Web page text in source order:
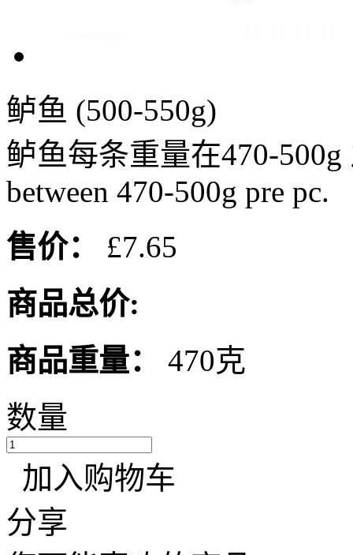
鲈鱼 (500-550g)
鲈鱼每条重量在470-
between 470-500g pre pc.
售价：
£7.65
商品总价:
商品重量：
470克
数量
加入购物车
分享